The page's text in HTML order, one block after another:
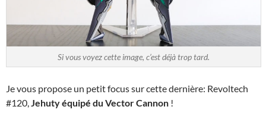
Si vous voyez cette image, c’est déjà trop tard.
Je vous propose un petit focus sur cette dernière: Revoltech
#120,Jehuty équipé du Vector Cannon !